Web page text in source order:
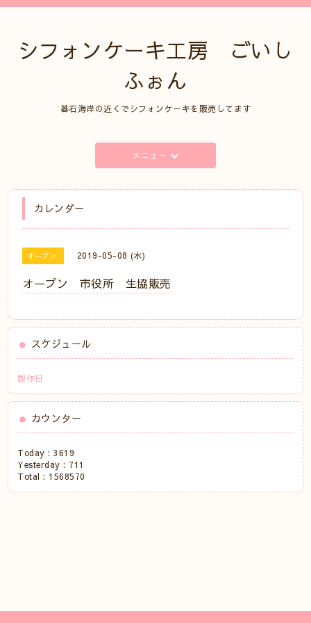
シフォンケーキ工房 ごいし
ふぉん
碁石海岸の近くでシフォンケーキを販売してます
メニュー
カレンダー
オープン 2019-05-08 (水)
オープン 市役所 生協販売
スケジュール
製作日
カウンター
Today :3619
Yesterday : 711
Total : 1568570